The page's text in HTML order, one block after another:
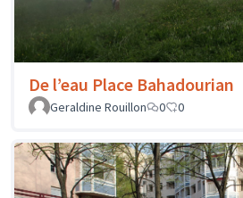
De l’eau Place Bahadourian
Geraldine Rouillon
0 0